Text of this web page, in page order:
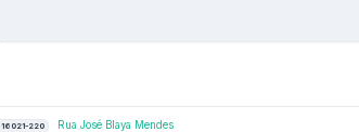
16021-220 Rua José Blaya Mendes